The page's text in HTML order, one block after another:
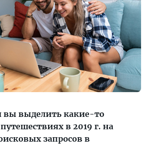
выделить какие-то
в 2019 г. на
запросов в